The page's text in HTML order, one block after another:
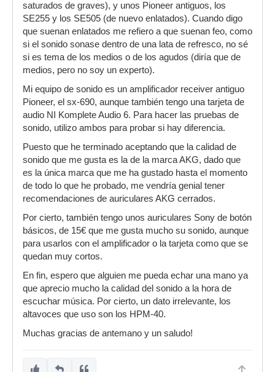
saturados de graves), y unos Pioneer antiguos, los
SE255 y los SE505 (de nuevo enlatados). Cuando digo
que suenan enlatados me refiero a que suenan feo, como
si el sonido sonase dentro de una lata de refresco, no sé
si es tema de los medios o de los agudos (diría que de
medios, pero no soy un experto).
Mi equipo de sonido es un amplificador receiver antiguo
Pioneer, el sx-690, aunque también tengo una tarjeta de
audio NI Komplete Audio 6. Para hacer las pruebas de
sonido, utilizo ambos para probar si hay diferencia.
Puesto que he terminado aceptando que la calidad de
sonido que me gusta es la de la marca AKG, dado que
es la única marca que me ha gustado hasta el momento
de todo lo que he probado, me vendría genial tener
recomendaciones de auriculares AKG cerrados.
Por cierto, también tengo unos auriculares Sony de botón
básicos, de 15€ que me gusta mucho su sonido, aunque
para usarlos con el amplificador o la tarjeta como que se
quedan muy cortos.
En fin, espero que alguien me pueda echar una mano ya
que aprecio mucho la calidad del sonido a la hora de
escuchar música. Por cierto, un dato irrelevante, los
altavoces que uso son los HPM-40.
Muchas gracias de antemano y un saludo!